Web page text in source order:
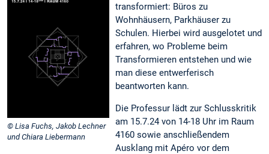
© Lisa Fuchs, Jakob Lechner
und Chiara Liebermann
transformiert: Büros zu
Wohnhäusern, Parkhäuser zu
Schulen. Hierbei wird ausgelotet und
erfahren, wo Probleme beim
Transformieren entstehen und wie
man diese entwerferisch
beantworten kann.
Die Professur lädt zur Schlusskritik
am 15.7.24 von 14-18 Uhr im Raum
4160 sowie anschließendem
Ausklang mit Apéro vor dem